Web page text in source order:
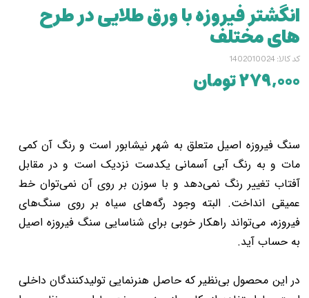
انگشتر فیروزه با ورق طلایی در طرح
های مختلف
کد کالا: 1402010024
۲۷۹,۰۰۰ تومان
سنگ فیروزه اصیل متعلق به شهر نیشابور است و رنگ آن کمی
مات و به رنگ آبی آسمانی یکدست نزدیک است و در مقابل
آفتاب تغییر رنگ نمی‌دهد و با سوزن بر روی آن نمی‌توان خط
عمیقی انداخت. البته وجود رگه‌های سیاه بر روی سنگ‌های
فیروزه، می‌تواند راهکار خوبی برای شناسایی سنگ فیروزه اصیل
به حساب آید.
در این محصول بی‌نظیر که حاصل هنرنمایی تولیدکنندگان داخلی